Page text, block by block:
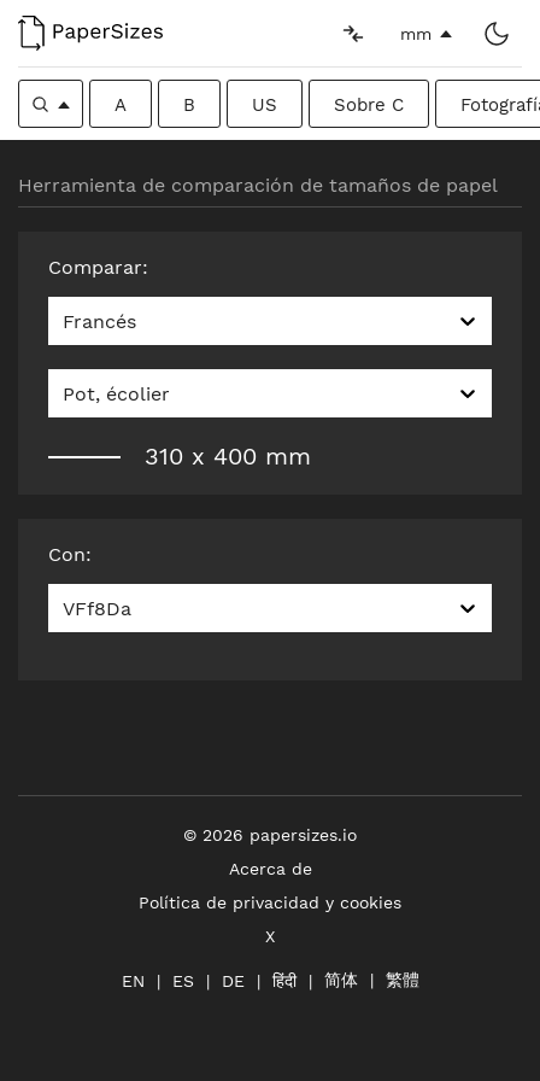
mm
A B US Sobre C
Herramienta de comparación de tamaños de papel
Comparar:
Francés
Pot, écolier
310 x 400 mm
Con:
VFf8Da
© 2026 papersizes.io
Acerca de
Política de privacidad y cookies
X
EN ES DE हिंदी 简体 繁體